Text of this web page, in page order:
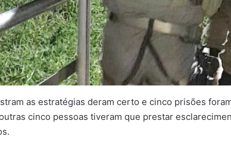
as estratégias deram certo e cinco prisões
cinco pessoas tiveram que prestar